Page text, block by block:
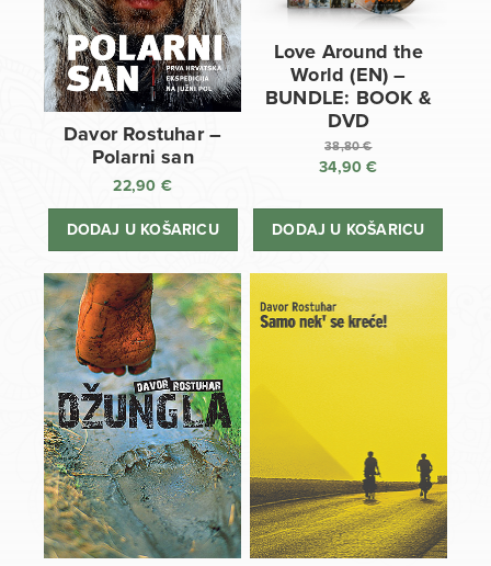
Davor Rostuhar –
Polarni san
22,90 €
DODAJ U KOŠARICU
Love Around the
World (EN) –
BUNDLE: BOOK &
DVD
38,80€
Izvorna
bila
34,90€
cijena
DODAJ U KOŠARICU